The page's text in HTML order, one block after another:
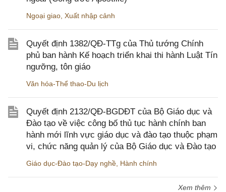
Ngoại giao Xuất nhập cảnh
Quyết định 1382/QĐ-TTg của Thủ tướng Chính
phủ ban hành Kế hoạch triển khai thi hành Luật Tín
ngưỡng, tôn giáo
Văn hóa-Thể thao-Du lịch
Quyết định 2132/QĐ-BGDĐT của Bộ Giáo dục và
Đào tạo về việc công bố thủ tục hành chính ban
hành mới lĩnh vực giáo dục và đào tạo thuộc phạm
vi, chức năng quản lý của Bộ Giáo dục và Đào tạo
Giáo dục-Đào tạo-Dạy nghề Hành chính
Xem thêm